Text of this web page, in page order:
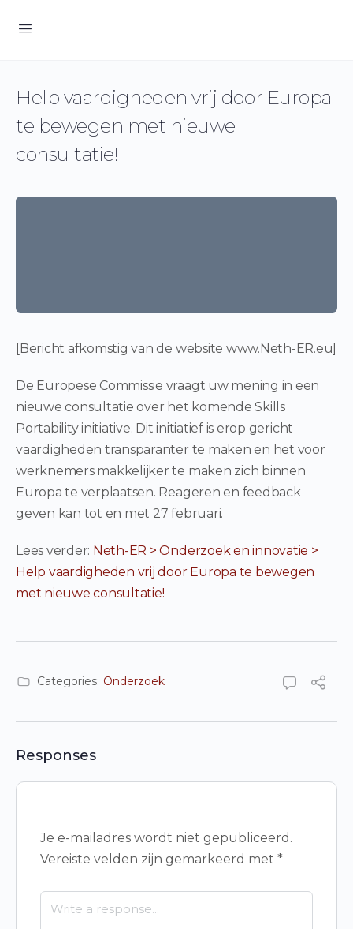
Help vaardigheden vrij door Europa
te bewegen met nieuwe
consultatie!
[Bericht afkomstig van de website www.Neth-ER.eu]
De Europese Commissie vraagt uw mening in een
nieuwe consultatie over het komende Skills
Portability initiative. Dit initiatief is erop gericht
vaardigheden transparanter te maken en het voor
werknemers makkelijker te maken zich binnen
Europa te verplaatsen. Reageren en feedback
geven kan tot en met 27 februari.
Lees verder: Neth-ER > Onderzoek en innovatie >
Help vaardigheden vrij door Europa te bewegen
met nieuwe consultatie!
Categories: Onderzoek
Responses
Je e-mailadres wordt niet gepubliceerd.
Vereiste velden zijn gemarkeerd met *